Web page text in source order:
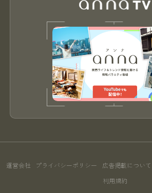
運営会社 プライバシーポリシー 広告掲載について
利用規約